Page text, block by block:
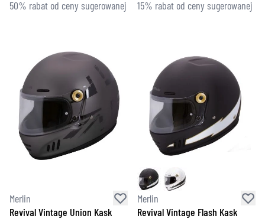
50% rabat od ceny sugerowanej 15% rabat od ceny sugerowanej
Merlin
Revival Vintage Union Kask
Merlin
Revival Vintage Flash Kask